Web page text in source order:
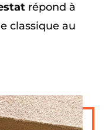
répond à
classique au